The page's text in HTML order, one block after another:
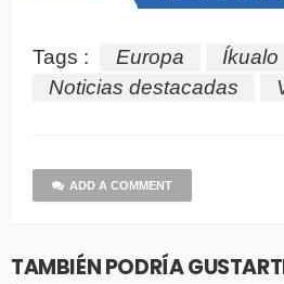
Tags : Europa
Íkualo
Noticias destacadas
ADD A COMMENT
TAMBIÉN PODRÍA